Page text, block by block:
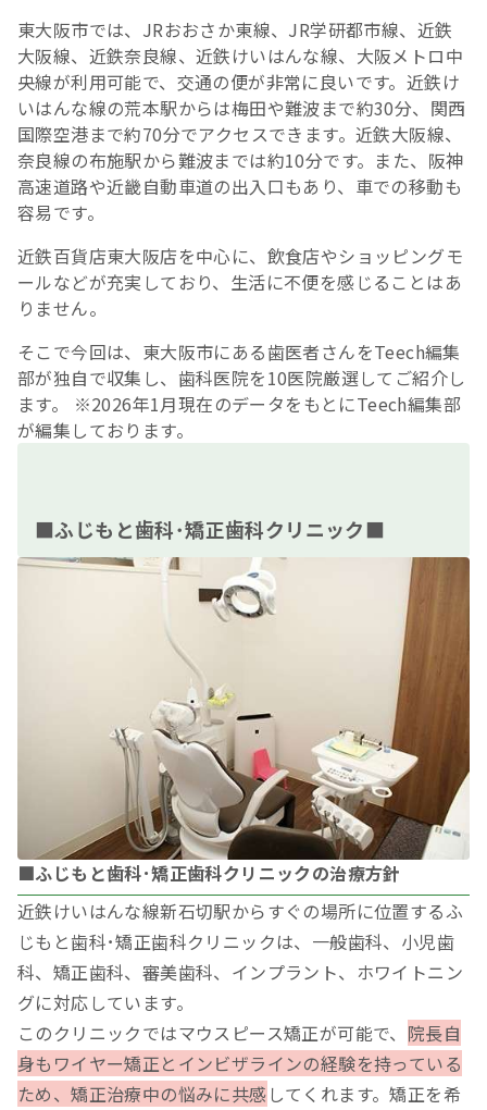
東大阪市では、JRおおさか東線、JR学研都市線、近鉄
大阪線、近鉄奈良線、近鉄けいはんな線、大阪メトロ中
央線が利用可能で、交通の便が非常に良いです。近鉄け
いはんな線の荒本駅からは梅田や難波まで約30分、関西
国際空港まで約70分でアクセスできます。近鉄大阪線、
奈良線の布施駅から難波までは約10分です。また、阪神
高速道路や近畿自動車道の出入口もあり、車での移動も
容易です。
近鉄百貨店東大阪店を中心に、飲食店やショッピングモ
ールなどが充実しており、生活に不便を感じることはあ
りません。
そこで今回は、東大阪市にある歯医者さんをTeech編集
部が独自で収集し、歯科医院を10医院厳選してご紹介し
ます。 ※2026年1月現在のデータをもとにTeech編集部
が編集しております。
■ふじもと歯科･矯正歯科クリニック■
■ふじもと歯科･矯正歯科クリニックの治療方針
近鉄けいはんな線新石切駅からすぐの場所に位置するふ
じもと歯科･矯正歯科クリニックは、一般歯科、小児歯
科、矯正歯科、審美歯科、インプラント、ホワイトニン
グに対応しています。
このクリニックではマウスピース矯正が可能で、 院長自
身もワイヤー矯正とインビザラインの経験を持っている
ため、矯正治療中の悩みに共感 してくれます。矯正を希